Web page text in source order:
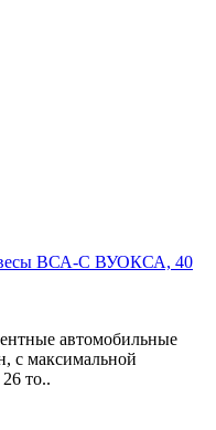
весы ВСА-С ВУОКСА, 40
автомобильные
с максимальной
то..